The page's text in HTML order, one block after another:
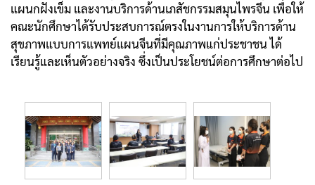
แผนกฝังเข็ม และงานบริการด้านเภสัชกรรมสมุนไพรจีน เพื่อให้
คณะนักศึกษาได้รับประสบการณ์ตรงในงานการให้บริการด้าน
สุขภาพแบบการแพทย์แผนจีนที่มีคุณภาพแก่ประชาชน ได้
เรียนรู้และเห็นตัวอย่างจริง ซึ่งเป็นประโยชน์ต่อการศึกษาต่อไป